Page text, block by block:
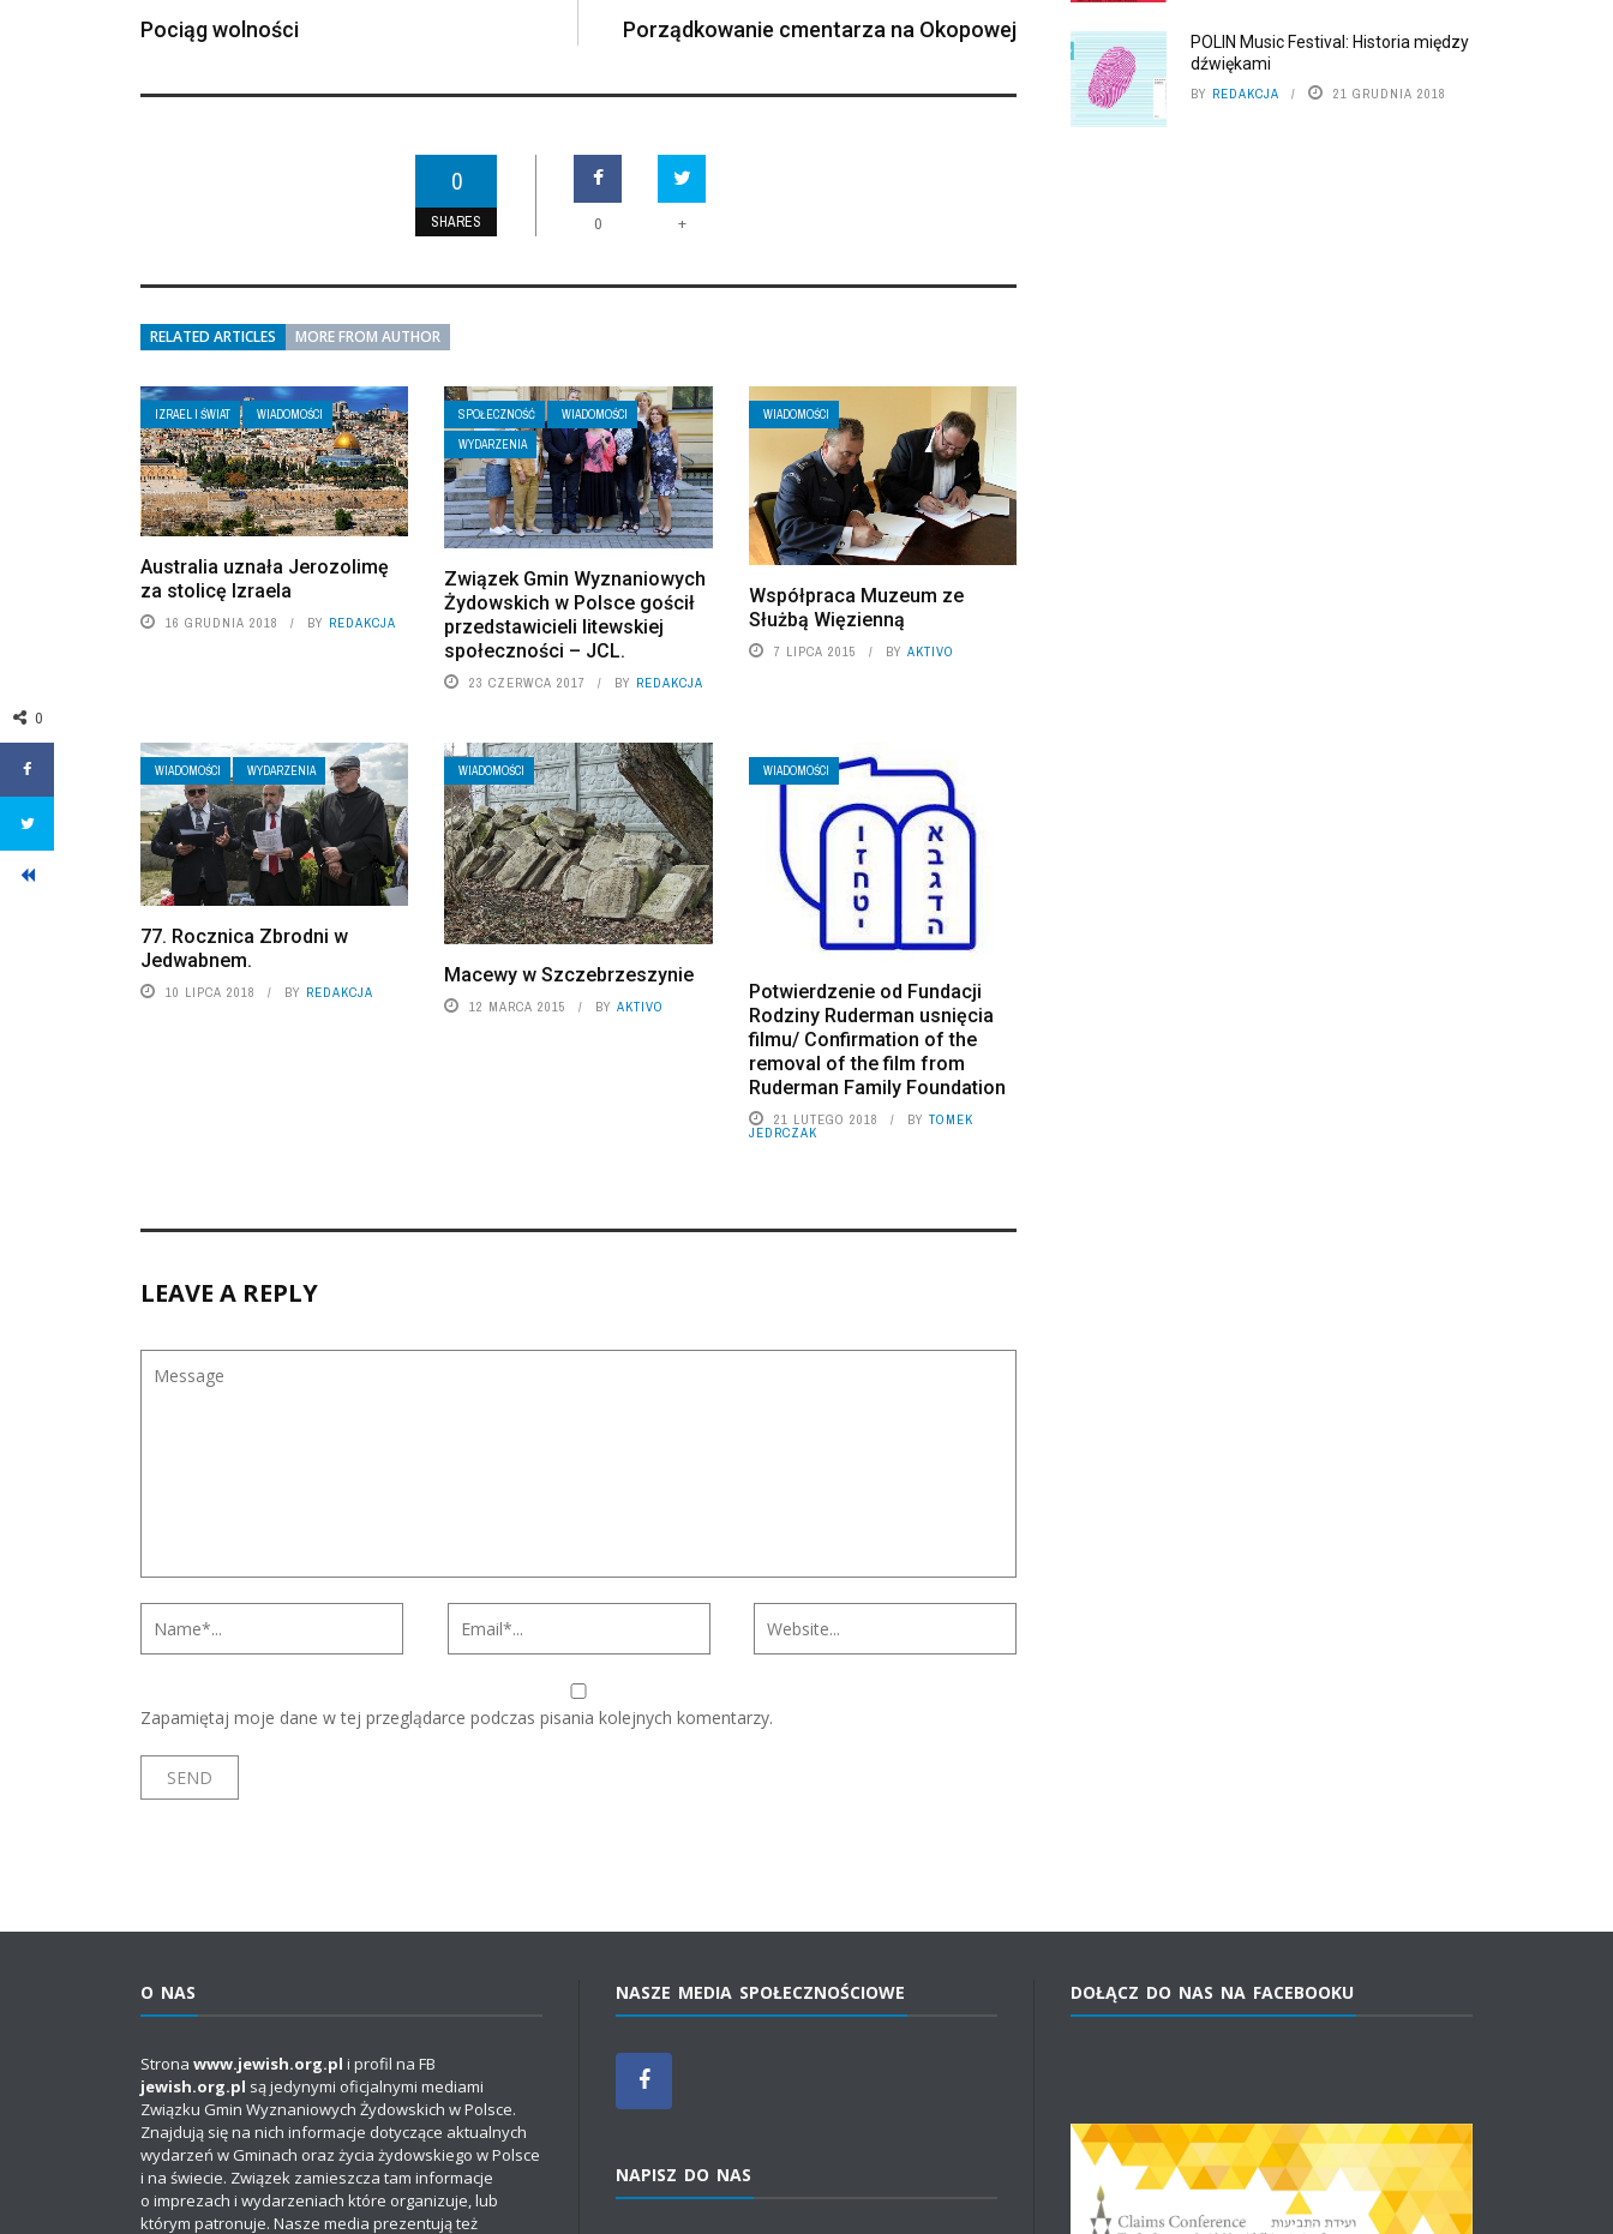
Pociąg wolności Porządkowanie cmentarza na Okopowej
0
SHARES 0 +
RELATED ARTICLES MORE FROM AUTHOR
IZRAEL I ŚWIAT WIADOMOŚCI
Australia uznała Jerozolimę
za stolicę Izraela
16 GRUDNIA 2018 BY REDAKCJA
SPOŁECZNOŚĆ
WIADOMOŚCI
WYDARZENIA
Związek Gmin Wyznaniowych
Żydowskich w Polsce gościł
przedstawicieli litewskiej
społeczności – JCL.
23 CZERWCA 2017 BY REDAKCJA
WIADOMOŚCI
Współpraca Muzeum ze
Służbą Więzienną
7 LIPCA 2015 BY AKTIVO
WIADOMOŚCI WYDARZENIA
77. Rocznica Zbrodni w
Jedwabnem.
10 LIPCA 2018 BY REDAKCJA
WIADOMOŚCI
Macewy w Szczebrzeszynie
12 MARCA 2015 BYAKTIVO
WIADOMOŚCI
Potwierdzenie od Fundacji
Rodziny Ruderman usnięcia
filmu/ Confirmation of the
removal of the film from
Ruderman Family Foundation
21 LUTEGO 2018 BY TOMEK
JEDRCZAK
LEAVE A REPLY
Zapamiętaj moje dane w tej przeglądarce podczas pisania kolejnych komentarzy.
0
POLIN Music Festival: Historia między
dźwiękami
BY REDAKCJA 21 GRUDNIA 2018
O NAS
Strona www.jewish.org.pl i profil na FB
jewish.org.pl są jedynymi oficjalnymi mediami
Związku Gmin Wyznaniowych Żydowskich w Polsce.
Znajdują się na nich informacje dotyczące aktualnych
wydarzeń w Gminach oraz życia żydowskiego w Polsce
i na świecie. Związek zamieszcza tam informacje
o imprezach i wydarzeniach które organizuje, lub
którym patronuje. Nasze media prezentują też
NASZE MEDIA SPOŁECZNOŚCIOWE
NAPISZ DO NAS
DOŁĄCZ DO NAS NA FACEBOOKU